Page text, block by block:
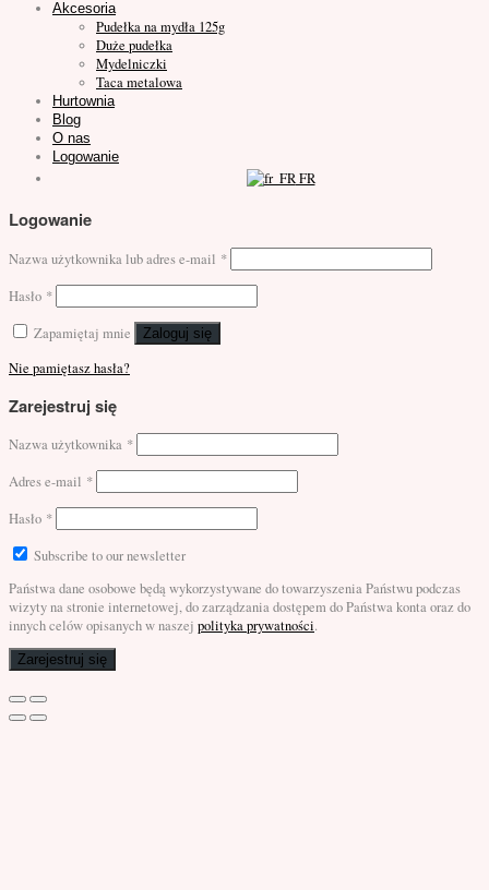
Akcesoria
Pudełka na mydła 125g
Duże pudełka
Mydelniczki
Taca metalowa
Hurtownia
Blog
O nas
Logowanie
FR
Logowanie
Nazwa użytkownika lub adres e-mail *
Hasło *
Zapamiętaj mnie Zaloguj się
Nie pamiętasz hasła?
Zarejestruj się
Nazwa użytkownika *
Adres e-mail *
Hasło *
Subscribe to our newsletter
Państwa dane osobowe będą wykorzystywane do towarzyszenia Państwu podczas
wizyty na stronie internetowej, do zarządzania dostępem do Państwa konta oraz do
innych celów opisanych w naszej polityka prywatności.
Zarejestruj się